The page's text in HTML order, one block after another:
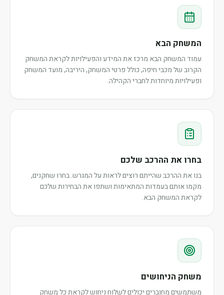
המשחק הבא
עמוד המשחק הבא מרכז את המידע והפעילויות לקראת המשחק
הקרוב של מכבי חיפה, כולל פרטי המשחק, היריבה, מועד המשחק
ופעילויות מיוחדות לחברי הקהילה.
בחרו את ההרכב שלכם
בנו את ההרכב שהייתם רוצים לראות על המגרש. בחרו שחקנים,
מקמו אותם בעמדות המתאימות ושתפו את הבחירות שלכם
לקראת המשחק הבא.
משחק הניחושים
משתמשים מחוברים יכולים לשלוח ניחוש לקראת כל משחק